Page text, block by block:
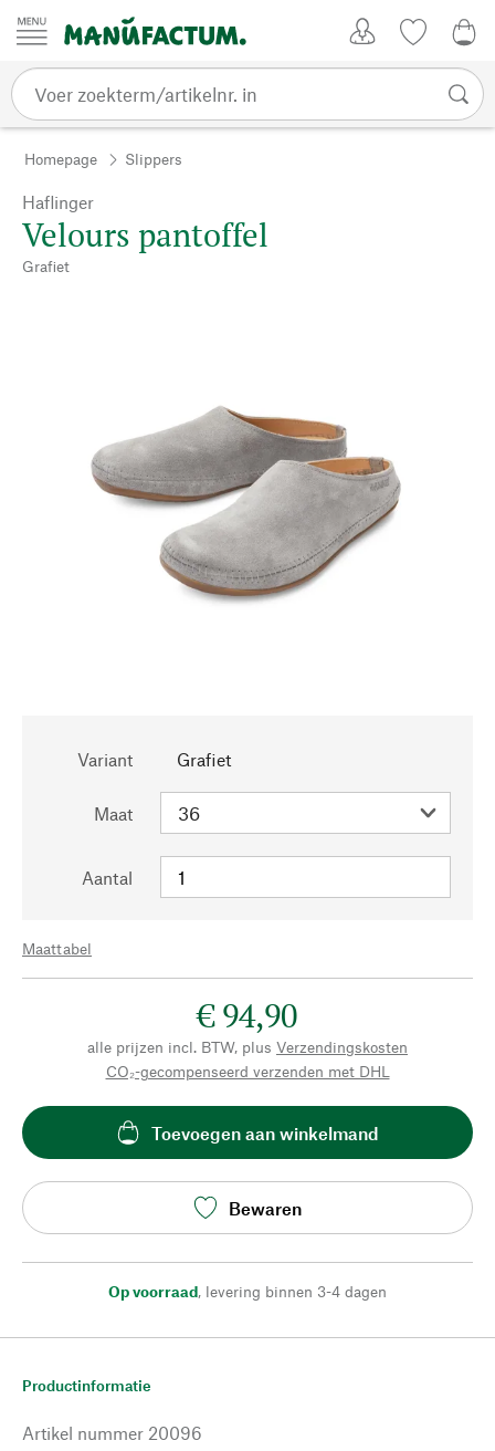
Passer au contenu
Homepage Slippers
Haflinger
Velours pantoffel
Grafiet
Variant Grafiet
Maat
Aantal
Maattabel
€ 94,90
alle prijzen incl. BTW, plus Verzendingskosten
CO₂-gecompenseerd verzenden met DHL
Toevoegen aan winkelmand
Bewaren
Op voorraad, levering binnen 3-4 dagen
Productinformatie
Artikel nummer 20096